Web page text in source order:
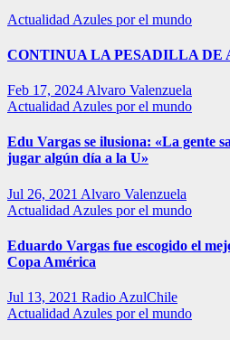
Actualidad Azules por el mundo
CONTINUA LA PESADILLA DE
Feb 17, 2024 Alvaro Valenzuela
Actualidad Azules por el mundo
Edu Vargas se ilusiona: «La gente
jugar algún día a la U»
Jul 26, 2021 Alvaro Valenzuela
Actualidad Azules por el mundo
Eduardo Vargas fue escogido el
Copa América
Jul 13, 2021 Radio AzulChile
Actualidad Azules por el mundo